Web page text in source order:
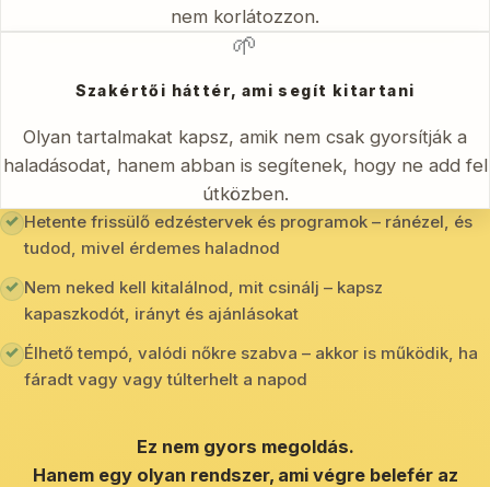
nem korlátozzon.
🌱
Szakértői háttér, ami segít kitartani
Olyan tartalmakat kapsz, amik nem csak gyorsítják a
haladásodat, hanem abban is segítenek, hogy ne add fel
útközben.
✓ Hetente frissülő edzéstervek és programok – ránézel, és
tudod, mivel érdemes haladnod
✓ Nem neked kell kitalálnod, mit csinálj – kapsz
kapaszkodót, irányt és ajánlásokat
✓ Élhető tempó, valódi nőkre szabva – akkor is működik, ha
fáradt vagy vagy túlterhelt a napod
Ez nem gyors megoldás.
Hanem egy olyan rendszer, ami végre belefér az